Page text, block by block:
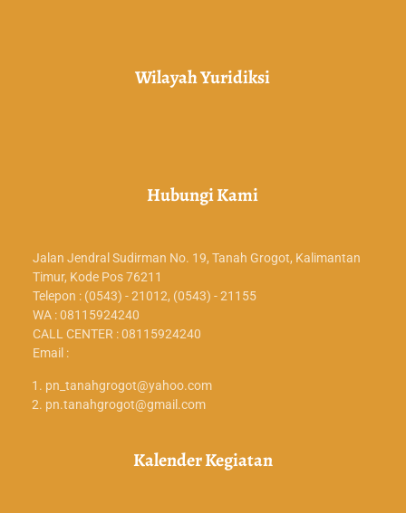
Wilayah Yuridiksi
Hubungi Kami
Jalan Jendral Sudirman No. 19, Tanah Grogot, Kalimantan
Timur, Kode Pos 76211
Telepon : (0543) - 21012, (0543) - 21155
WA : 08115924240
CALL CENTER : 08115924240
Email :
pn_tanahgrogot@yahoo.com
pn.tanahgrogot@gmail.com
Kalender Kegiatan